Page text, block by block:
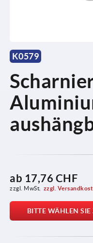
K0579
ab 17,76 CHF
zzgl. MwSt. zzgl.
BITTE WÄHLEN